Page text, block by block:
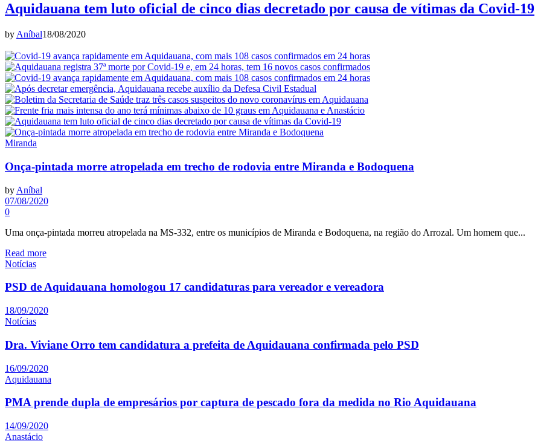
Aquidauana tem luto oficial de cinco dias decretado por causa de vítimas da Covid-19
by Aníbal18/08/2020
Miranda
Onça-pintada morre atropelada em trecho de rodovia entre Miranda e Bodoquena
by Aníbal
07/08/2020
0
Uma onça-pintada morreu atropelada na MS-332, entre os municípios de Miranda e Bodoquena, na região do Arrozal. Um homem que...
Read more
Notícias
PSD de Aquidauana homologou 17 candidaturas para vereador e vereadora
18/09/2020
Notícias
Dra. Viviane Orro tem candidatura a prefeita de Aquidauana confirmada pelo PSD
16/09/2020
Aquidauana
PMA prende dupla de empresários por captura de pescado fora da medida no Rio Aquidauana
14/09/2020
Anastácio